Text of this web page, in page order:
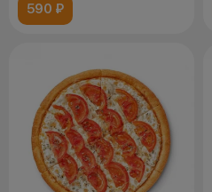
590 ₽